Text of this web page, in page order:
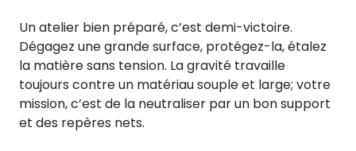
Un atelier bien préparé, c’est demi-victoire.
Dégagez une grande surface, protégez-la, étalez
la matière sans tension. La gravité travaille
toujours contre un matériau souple et large; votre
mission, c’est de la neutraliser par un bon support
et des repères nets.